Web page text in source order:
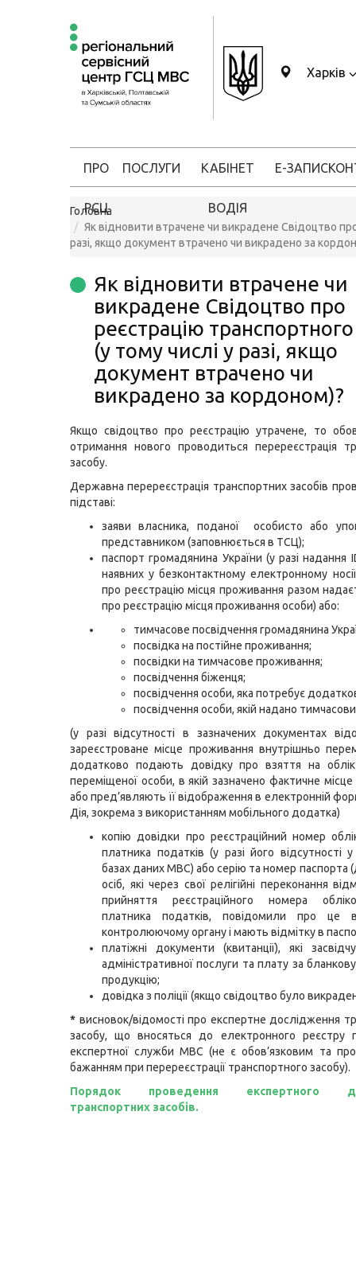
Харків
ПРО
РСЦ
ПОСЛУГИ КАБІНЕТ
ВОДІЯ
Е-ЗАПИС
Головна
Як відновити втрачене чи викрадене Свідоцтво
разі, якщо документ втрачено чи викрадено за
Як відновити втрачене чи
викрадене Свідоцтво про
реєстрацію
(у тому числі у разі, якщо
документ втрачено чи
викрадено за кордоном)?
Якщо свідоцтво про реєстрацію утрачене, то
отримання нового проводиться перереєстрація
засобу.
Державна перереєстрація транспортних засобів
підставі:
заяви власника, поданої особисто або
представником (заповнюється в ТСЦ);
паспорт громадянина України (у разі надання
наявних у безконтактному електронному
про реєстрацію місця проживання разом
про реєстрацію місця проживання особи) або:
тимчасове посвідчення громадянина
посвідка на постійне проживання;
посвідки на тимчасове проживання;
посвідчення біженця;
посвідчення особи, яка потребує
посвідчення особи, якій надано
(у разі відсутності в зазначених документах
зареєстроване місце проживання внутрішньо
додатково подають довідку про взяття на
переміщеної особи, в якій зазначено фактичне
або пред’являють її відображення в електронній
Дія, зокрема з використанням мобільного додатка)
копію довідки про реєстраційний номер
платника податків (у разі його відсутності у
базах даних МВС) або серію та номер паспорта
осіб, які через свої релігійні переконання
прийняття реєстраційного номера
платника податків, повідомили про це
контролюючому органу і мають відмітку в
платіжні документи (квитанції), які
адміністративної послуги та плату за
продукцію;
довідка з поліції (якщо свідоцтво було
* висновок/відомості про експертне дослідження
засобу, що вносяться до електронного реєстру
експертної служби МВС (не є обов’язковим та
бажанням при перереєстрації транспортного засобу).
Порядок проведення експертного
транспортних засобів.